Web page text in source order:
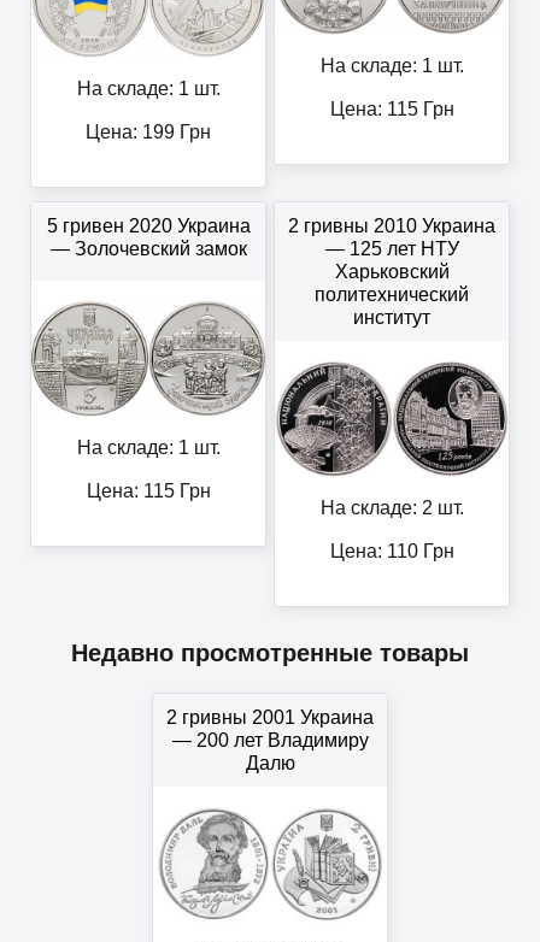
На складе: 1 шт.
Цена: 199 Грн
На складе: 1 шт.
Цена: 115Грн
5 гривен 2020 Украина
— Золочевский замок
На складе: 1 шт.
Цена: 115Грн
2 гривны 2010 Украина
— 125 лет НТУ
Харьковский
политехнический
институт
На складе: 2 шт.
Цена: 110Грн
Недавно просмотренные товары
2 гривны 2001 Украина
— 200 лет Владимиру
Далю